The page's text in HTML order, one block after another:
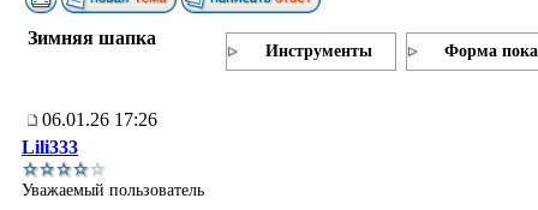
Зимняя шапка
Инструменты Форма
06.01.26 17:26
Lili333
Уважаемый пользователь